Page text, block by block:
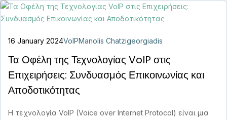
Τα Οφέλη της Τεχνολογίας VoIP στις
Επιχειρήσεις: Συνδυασμός Επικοινωνίας και
Αποδοτικότητας
16 January 2024VoIPManolis Chatzigeorgiadis
Η τεχνολογία VoIP (Voice over Internet Protocol) είναι μια